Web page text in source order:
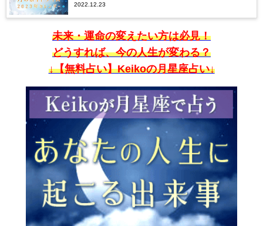
2022.12.23
未来・運命の変えたい方は必見！
どうすれば、今の人生が変わる？
↓【無料占い】Keikoの月星座占い↓